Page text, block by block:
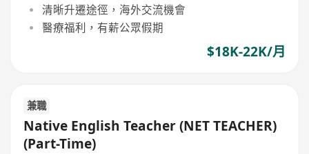
清晰升遷途徑，海外交流機會
醫療福利，有薪公眾假期
$18K-22K/月
兼職
Native English Teacher (NET TEACHER)
(Part-Time)